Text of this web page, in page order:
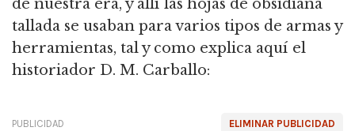
de nuestra era, y allí las hojas de obsidiana
tallada se usaban para varios tipos de armas y
herramientas, tal y como explica aquí el
historiador D. M. Carballo:
ELIMINAR PUBLICIDAD
PUBLICIDAD